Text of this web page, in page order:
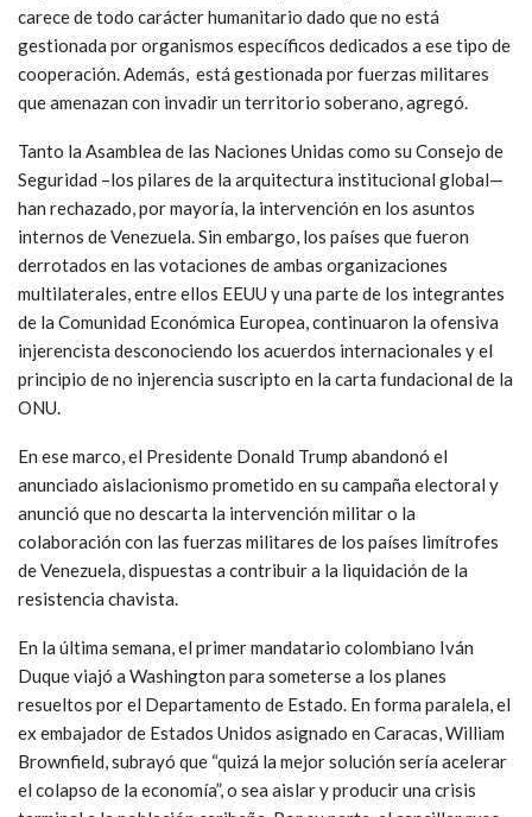
carece de todo carácter humanitario dado que no está
gestionada por organismos específicos dedicados a ese tipo de
cooperación. Además, está gestionada por fuerzas militares
que amenazan con invadir un territorio soberano, agregó.
Tanto la Asamblea de las Naciones Unidas como su Consejo de
Seguridad –los pilares de la arquitectura institucional global—
han rechazado, por mayoría, la intervención en los asuntos
internos de Venezuela. Sin embargo, los países que fueron
derrotados en las votaciones de ambas organizaciones
multilaterales, entre ellos EEUU y una parte de los integrantes
de la Comunidad Económica Europea, continuaron la ofensiva
injerencista desconociendo los acuerdos internacionales y el
principio de no injerencia suscripto en la carta fundacional de la
ONU.
En ese marco, el Presidente Donald Trump abandonó el
anunciado aislacionismo prometido en su campaña electoral y
anunció que no descarta la intervención militar o la
colaboración con las fuerzas militares de los países limítrofes
de Venezuela, dispuestas a contribuir a la liquidación de la
resistencia chavista.
En la última semana, el primer mandatario colombiano Iván
Duque viajó a Washington para someterse a los planes
resueltos por el Departamento de Estado. En forma paralela, el
ex embajador de Estados Unidos asignado en Caracas, William
Brownfield, subrayó que “quizá la mejor solución sería acelerar
el colapso de la economía”, o sea aislar y producir una crisis